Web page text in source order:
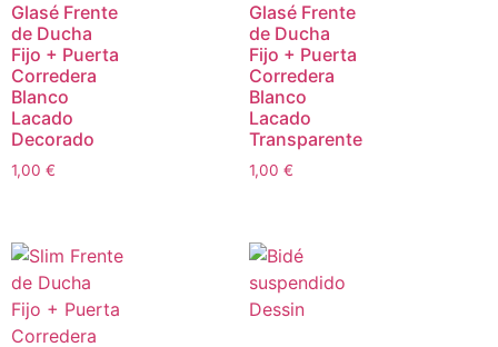
Glasé Frente
de Ducha
Fijo + Puerta
Corredera
Blanco
Lacado
Decorado
1,00 €
Glasé Frente
de Ducha
Fijo + Puerta
Corredera
Blanco
Lacado
Transparente
1,00 €